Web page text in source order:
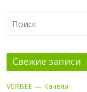
Свежие записи
VERBEE — Качели